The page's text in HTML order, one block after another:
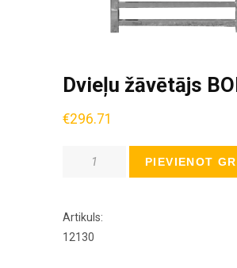
Dvieļu žāvētājs
€296.71
Daudzums PIEVIENOT
Artikuls:
12130